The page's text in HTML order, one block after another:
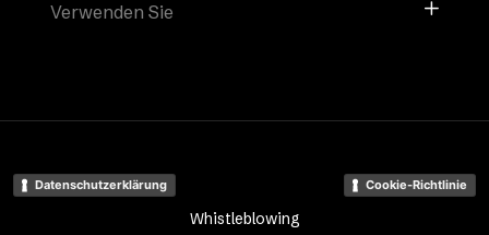
Verwenden Sie
Datenschutzerklärung Cookie-Richtlinie
Whistleblowing